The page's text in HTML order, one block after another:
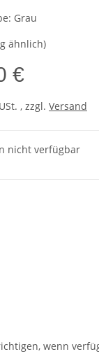
Grau
ähnlich)
€
, zzgl. Versand
nicht verfügbar
wenn